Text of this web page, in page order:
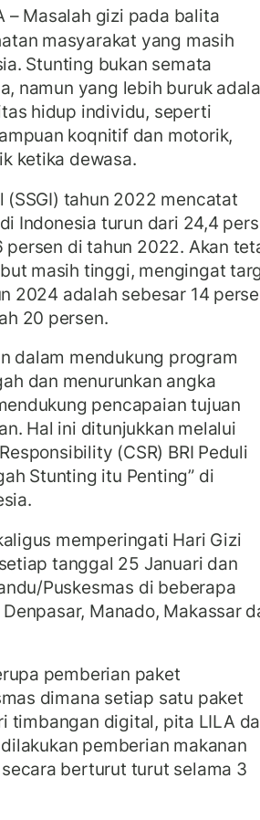
– Masalah gizi pada balita
masyarakat yang masih
Stunting bukan semata
namun yang lebih buruk
hidup individu, seperti
koqnitif dan motorik,
ketika dewasa.
(SSGI) tahun 2022 mencatat
Indonesia turun dari 24,4
persen di tahun 2022. Akan
masih tinggi, mengingat
2024 adalah sebesar 14
20 persen.
dalam mendukung program
dan menurunkan angka
pencapaian tujuan
Hal ini ditunjukkan melalui
(CSR) BRI Peduli
Stunting itu Penting” di
memperingati Hari Gizi
tanggal 25 Januari dan
Puskesmas di beberapa
Manado, Makassar
pemberian paket
dimana setiap satu paket
timbangan digital, pita LILA
pemberian makanan
berturut turut selama 3